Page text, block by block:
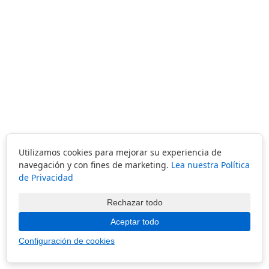
Utilizamos cookies para mejorar su experiencia de
navegación y con fines de marketing. Lea nuestra Política
de Privacidad
Rechazar todo
Aceptar todo
Configuración de cookies